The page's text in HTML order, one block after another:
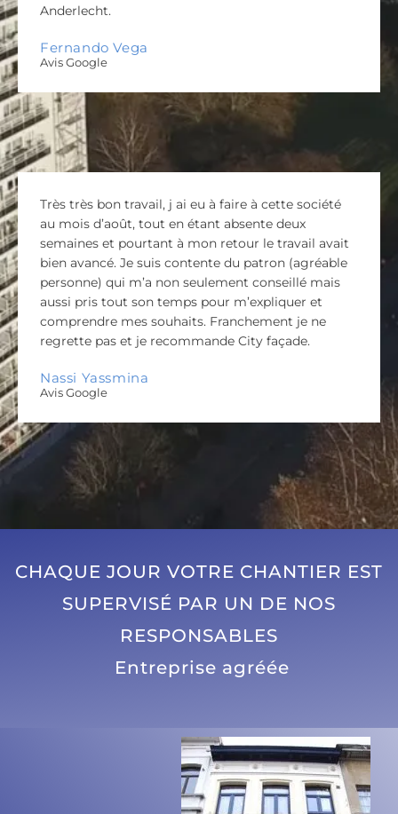
Anderlecht.
Fernando Vega
Avis Google
Très très bon travail, j ai eu à faire à cette société
au mois d’août, tout en étant absente deux
semaines et pourtant à mon retour le travail avait
bien avancé. Je suis contente du patron (agréable
personne) qui m’a non seulement conseillé mais
aussi pris tout son temps pour m’expliquer et
comprendre mes souhaits. Franchement je ne
regrette pas et je recommande City façade.
Nassi Yassmina
Avis Google
CHAQUE JOUR VOTRE CHANTIER EST
SUPERVISÉ PAR UN DE NOS
RESPONSABLES
Entreprise agréée